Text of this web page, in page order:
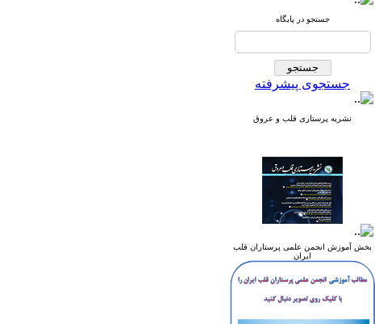
جستجو در پایگاه
جستجوی پیشرفته
نشریه پرستاری قلب و عروق
بخش آموزش انجمن علمی پرستاران قلب
ایران